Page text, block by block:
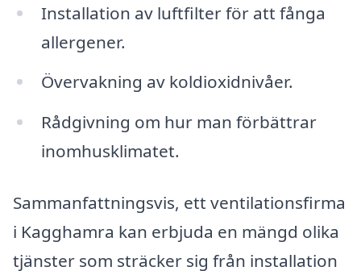
Installation av luftfilter för att fånga
allergener.
Övervakning av koldioxidnivåer.
Rådgivning om hur man förbättrar
inomhusklimatet.
Sammanfattningsvis, ett ventilationsfirma
i Kagghamra kan erbjuda en mängd olika
tjänster som sträcker sig från installation